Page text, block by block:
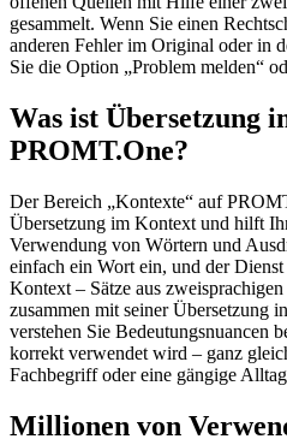
gesammelt. Wenn Sie einen
anderen Fehler im Original oder in
Sie die Option „Problem melden“
Was ist Übersetzung
PROMT.One?
Der Bereich „Kontexte“ auf
Übersetzung im Kontext und hilft
Verwendung von Wörtern und
einfach ein Wort ein, und der
Kontext – Sätze aus
zusammen mit seiner Übersetzung
verstehen Sie Bedeutungsnuancen
korrekt verwendet wird – ganz
Fachbegriff oder eine gängige
Millionen von